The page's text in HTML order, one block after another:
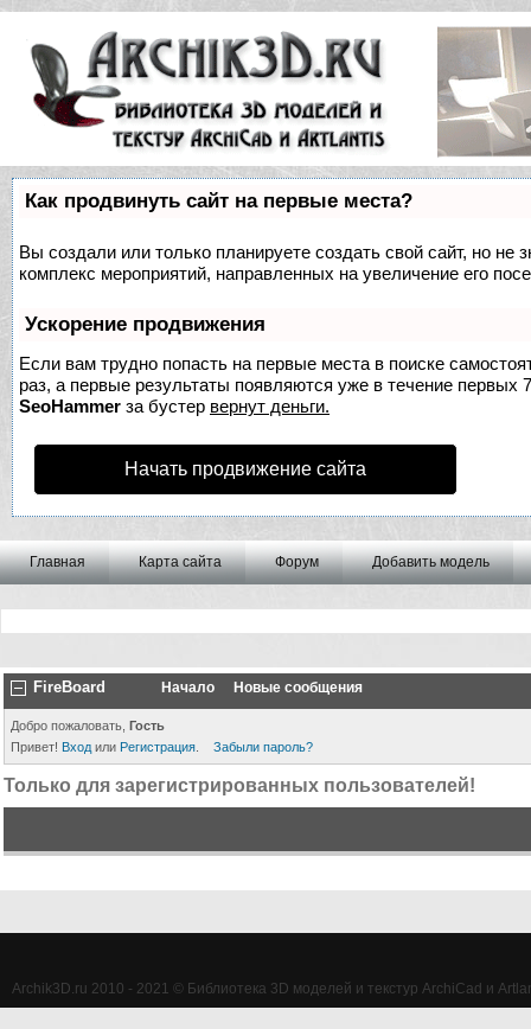
Как продвинуть сайт на первые места?
Вы создали или только планируете создать свой сайт, но не
комплекс мероприятий, направленных на увеличение его
Ускорение продвижения
Если вам трудно попасть на первые места в поиске
раз, а первые результаты появляются уже в течение первых
SeoHammer за бустер вернут деньги.
Начать продвижение сайта
Главная Карта сайта Форум Добавить модель
FireBoard Начало Новые сообщения
Добро пожаловать, Гость
Привет! Вход или Регистрация Забыли пароль?
Только для зарегистрированных пользователей!
Archik3D.ru 2010 - 2021 © Библиотека 3D моделей и текстур ArchiCad и